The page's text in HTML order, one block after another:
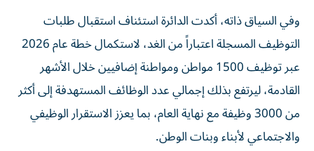
وفي السياق ذاته، أكدت الدائرة استئناف استقبال طلبات
التوظيف المسجلة اعتباراً من الغد، لاستكمال خطة عام 2026
عبر توظيف 1500 مواطن ومواطنة إضافيين خلال الأشهر
القادمة، ليرتفع بذلك إجمالي عدد الوظائف المستهدفة إلى أكثر
من 3000 وظيفة مع نهاية العام، بما يعزز الاستقرار الوظيفي
والاجتماعي لأبناء وبنات الوطن.